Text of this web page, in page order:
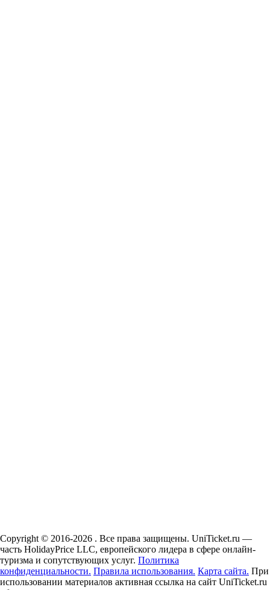
Copyright © 2016-2026 . Все права защищены. UniTicket.ru —
часть HolidayPrice LLC, европейского лидера в сфере онлайн-
туризма и сопутствующих услуг. Политика
конфиденциальности. Правила использования. Карта сайта. При
использовании материалов активная ссылка на сайт UniTicket.ru